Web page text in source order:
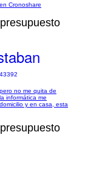
Cronoshare
no me quita de
informática me
y en casa, esta